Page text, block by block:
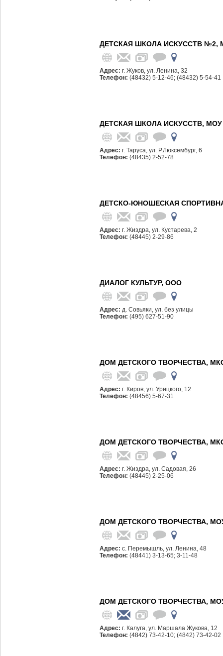
ДЕТСКАЯ ШКОЛА ИСКУССТВ №2,
Адрес: г. Жуков, ул. Ленина, 32
Телефон: (48432) 5-12-46; (48432) 5-54-41
ДЕТСКАЯ ШКОЛА ИСКУССТВ,
Адрес: г. Таруса, ул. Р.Люксембург, 6
Телефон: (48435) 2-52-78
ДЕТСКО-ЮНОШЕСКАЯ
Адрес: г. Жиздра, ул. Кустарева, 2
Телефон: (48445) 2-29-86
ДИАЛОГ КУЛЬТУР, ООО
Адрес: д. Совьяки, ул. без улицы
Телефон: (495) 627-51-90
ДОМ ДЕТСКОГО ТВОРЧЕСТВА,
Адрес: г. Киров, ул. Урицкого, 12
Телефон: (48456) 5-67-31
ДОМ ДЕТСКОГО ТВОРЧЕСТВА,
Адрес: г. Жиздра, ул. Садовая, 26
Телефон: (48445) 2-25-06
ДОМ ДЕТСКОГО ТВОРЧЕСТВА,
Адрес: с. Перемышль, ул. Ленина, 48
Телефон: (48441) 3-13-65; 3-11-48
ДОМ ДЕТСКОГО ТВОРЧЕСТВА,
Адрес: г. Калуга, ул. Маршала Жукова, 12
Телефон: (4842) 73-42-10; (4842) 73-42-02